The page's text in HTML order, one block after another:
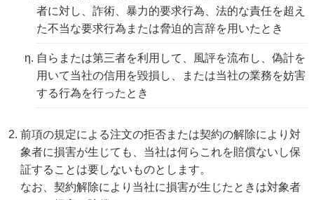
者に対し、詐術、暴力的要求行為、法的な責任を超え
た不当な要求行為または脅迫的言辞を用いたとき
自らまたは第三者を利用して、風評を流布し、偽計を
用いて当社の信用を毀損し、または当社の業務を妨害
する行為を行ったとき
前項の規定による注文の拒否または契約の解除により対
象者に損害が生じても、当社は何らこれを賠償ないし保
証することは要しないものとします。
なお、契約解除により当社に損害が生じたときは対象者